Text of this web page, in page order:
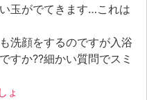
玉がでてきます…これは
洗顔をするのですが入浴
すか??細かい質問でスミ
ょ